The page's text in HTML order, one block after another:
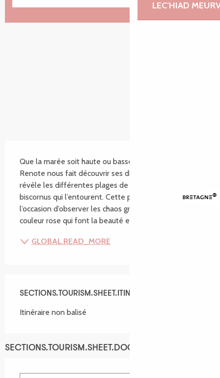
LEC’HIAD
Que la marée soit haute ou basse, la presqu'île
Renote nous fait découvrir ses différents visages et
révèle les différentes plages de sable fin et rochers
biscornus qui l’entourent. Cette promenade est
l’occasion d’observer les chaos granitiques d’une
couleur rose qui font la beauté et la...
GLOBAL.READ_MORE
SECTIONS.TOURISM.SHEET.ITINERARY.ROUTEMARKING
Itinéraire non balisé
SECTIONS.TOURISM.SHEET.DOCUMENTATION